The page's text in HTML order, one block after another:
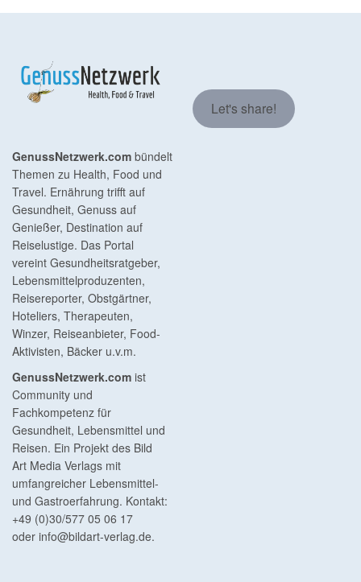
GenussNetzwerk.com bündelt
Themen zu Health, Food und
Travel. Ernährung trifft auf
Gesundheit, Genuss auf
Genießer, Destination auf
Reiselustige. Das Portal
vereint Gesundheitsratgeber,
Lebensmittelproduzenten,
Reisereporter, Obstgärtner,
Hoteliers, Therapeuten,
Winzer, Reiseanbieter, Food-
Aktivisten, Bäcker u.v.m.
GenussNetzwerk.com ist
Community und
Fachkompetenz für
Gesundheit, Lebensmittel und
Reisen. Ein Projekt des Bild
Art Media Verlags mit
umfangreicher Lebensmittel-
und Gastroerfahrung. Kontakt:
+49 (0)30/577 05 06 17
oder info@bildart-verlag.de.
Let's share!